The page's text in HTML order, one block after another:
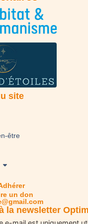
site
être
un don
la newsletter